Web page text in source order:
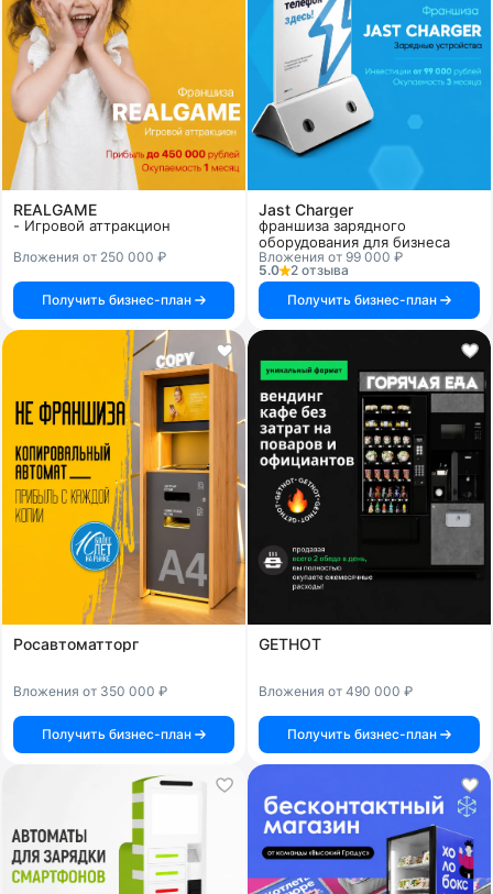
REALGAME
- Игровой аттракцион
Вложения от 250 000 ₽
Получить бизнес-план
Jast Charger
франшиза зарядного
оборудования для бизнеса
Вложения от 99 000 ₽
5.0
2 отзыва
Получить бизнес-план
Росавтоматторг
Вложения от 350 000 ₽
Получить бизнес-план
GETHOT
Вложения от 490 000 ₽
Получить бизнес-план